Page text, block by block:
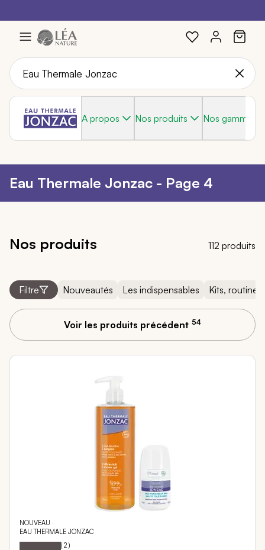
A propos Nos produits Nos gammes
Eau Thermale Jonzac - Page 4
112 produits
Nos produits
Filtre Nouveautés Les indispensables Kits,
Voir les produits précédent 54
NOUVEAU
EAU THERMALE JONZAC
Notation: 100
% of
( 2 )